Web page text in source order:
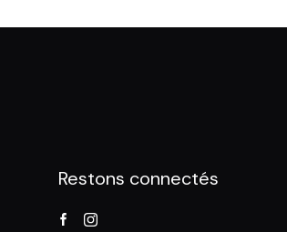
Restons connectés